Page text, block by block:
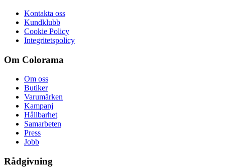
Kontakta oss
Kundklubb
Cookie Policy
Integritetspolicy
Om Colorama
Om oss
Butiker
Varumärken
Kampanj
Hållbarhet
Samarbeten
Press
Jobb
Rådgivning